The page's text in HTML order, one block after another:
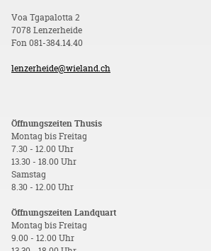
Voa Tgapalotta 2
7078 Lenzerheide
Fon 081-384.14.40
lenzerheide@wieland.ch
Öffnungszeiten Thusis
Montag bis Freitag
7.30 - 12.00 Uhr
13.30 - 18.00 Uhr
Samstag
8.30 - 12.00 Uhr
Öffnungszeiten Landquart
Montag bis Freitag
9.00 - 12.00 Uhr